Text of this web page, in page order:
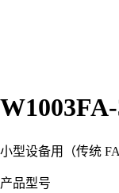
小型设备用（传统 FA
产品型号